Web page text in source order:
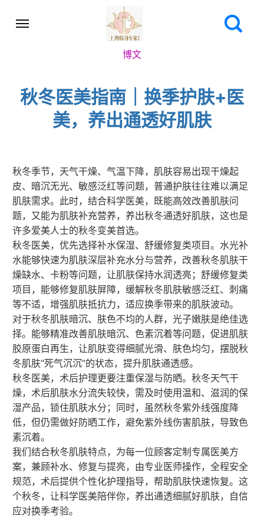
博文
秋冬医美指南｜换季护肤+医
美，养出通透好肌肤
秋冬季节，天气干燥、气温下降，肌肤容易出现干燥起
皮、暗沉无光、敏感泛红等问题，普通护肤往往难以满足
肌肤需求。此时，结合科学医美，既能高效改善肌肤问
题，又能为肌肤补充营养，养出秋冬通透好肌肤，这也是
许多爱美人士的秋冬变美首选。
秋冬医美，优先选择补水保湿、舒缓修复类项目。水光补
水能够快速为肌肤深层补充水分与营养，改善秋冬肌肤干
燥缺水、卡粉等问题，让肌肤保持水润透亮；舒缓修复类
项目，能够修复肌肤屏障，缓解秋冬肌肤敏感泛红、刺痛
等不适，增强肌肤抵抗力，适应换季带来的肌肤波动。
对于秋冬肌肤暗沉、肤色不均的人群，光子嫩肤是绝佳选
择。能够精准改善肌肤暗沉、色素沉着等问题，促进肌肤
胶原蛋白再生，让肌肤变得细腻光滑、肤色均匀，摆脱秋
冬肌肤“死气沉沉”的状态，提升肌肤通透感。
秋冬医美，术后护理更要注重保湿与防晒。秋冬天气干
燥，术后肌肤水分流失较快，需及时使用温和、滋润的保
湿产品，锁住肌肤水分；同时，虽然秋冬紫外线强度降
低，但仍需做好防晒工作，避免紫外线伤害肌肤，导致色
素沉着。
我们结合秋冬肌肤特点，为每一位顾客定制专属医美方
案，兼顾补水、修复与提亮，由专业医师操作，全程安全
规范，术后提供个性化护理指导，帮助肌肤快速恢复。这
个秋冬，让科学医美陪伴你，养出通透细腻好肌肤，自信
应对换季考验。